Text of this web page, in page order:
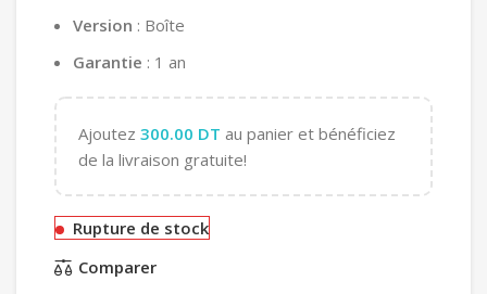
Version : Boîte
Garantie : 1 an
Ajoutez 300.00 DT au panier et bénéficiez
de la livraison gratuite!
Rupture de stock
Comparer